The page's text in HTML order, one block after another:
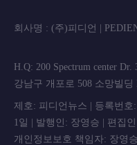
회사명 : (주)
H.Q: 200 Spectrum center
강남구 개포로 508 소망빌딩
제호: 피디언뉴스 | 등록번호
1일 | 발행인: 장영승 | 편집
개인정보보호 책임자: 장영승